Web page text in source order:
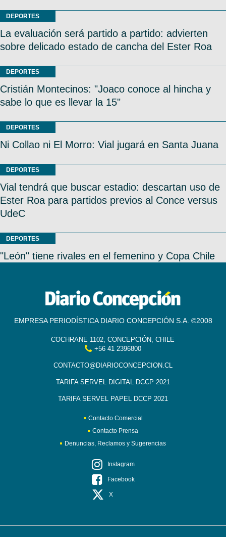
DEPORTES
La evaluación será partido a partido: advierten
sobre delicado estado de cancha del Ester Roa
DEPORTES
Cristián Montecinos: "Joaco conoce al hincha y
sabe lo que es llevar la 15"
DEPORTES
Ni Collao ni El Morro: Vial jugará en Santa Juana
DEPORTES
Vial tendrá que buscar estadio: descartan uso de
Ester Roa para partidos previos al Conce versus
UdeC
DEPORTES
"León" tiene rivales en el femenino y Copa Chile
EMPRESA PERIODÍSTICA DIARIO CONCEPCIÓN S.A. ©2008
COCHRANE 1102, CONCEPCIÓN, CHILE
+56 41 2396800
CONTACTO@DIARIOCONCEPCION.CL
TARIFA SERVEL DIGITAL DCCP 2021
TARIFA SERVEL PAPEL DCCP 2021
Contacto Comercial
Contacto Prensa
Denuncias, Reclamos y Sugerencias
Instagram
Facebook
X